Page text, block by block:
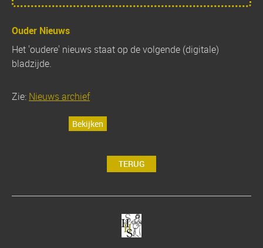
Ouder Nieuws
Het 'oudere' nieuws staat op de volgende (digitale)
bladzijde.
Zie: Nieuws archief
Bekijken
TERUG